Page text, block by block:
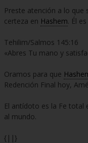
Preste atención a lo que
certeza en Hashem. Él
Tehilim/Salmos 145:16
«Abres Tu mano y
Oramos para que
Redención Final hoy,
El antídoto es la Fe total
al mundo.
{||}